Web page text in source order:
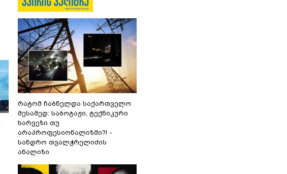
რატომ ჩაბნელდა საქართველო
მესამედ: საბოტაჟი, ტექნიკური
ხარვეზი თუ
არაპროფესიონალიზმი?! -
სანდრო თვალჭრელიძის
ანალიზი